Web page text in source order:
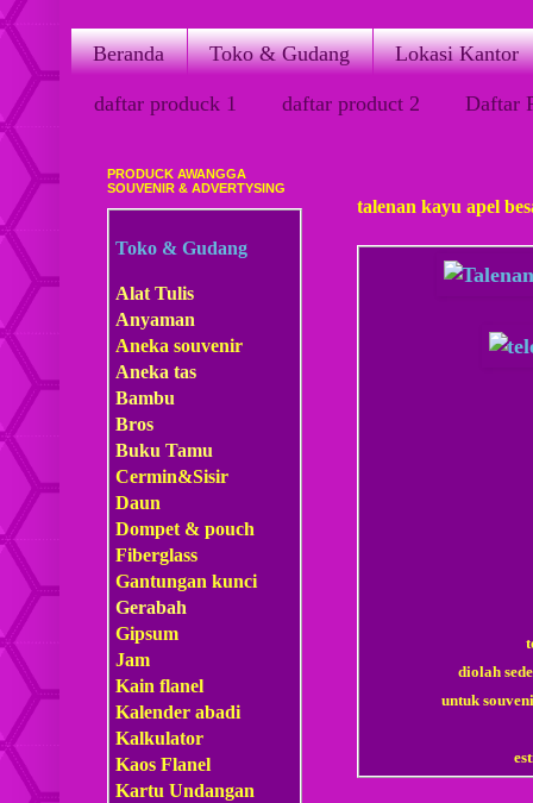
Beranda Toko & Gudang Lokasi Kantor
daftar produck 1 daftar product 2 Daftar
talenan kayu apel
diolah
untuk
PRODUCK AWANGGA
SOUVENIR & ADVERTYSING
Toko & Gudang
Alat Tulis
Anyaman
Aneka souvenir
Aneka tas
Bambu
Bros
Buku Tamu
Cermin&Sisir
Daun
Dompet & pouch
Fiberglass
Gantungan kunci
Gerabah
Gipsum
Jam
Kain flanel
Kalender abadi
Kalkulator
Kaos Flanel
Kartu Undangan